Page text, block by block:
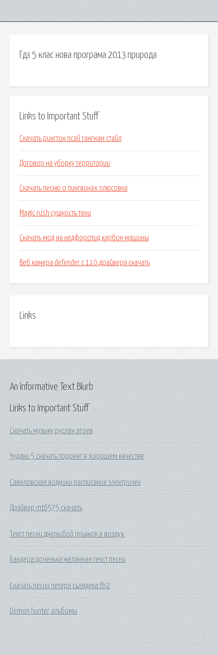
Гдз 5 клас нова програма 2013 природа
Links to Important Stuff
Скачать рингтон псай гангнам стайл
Договор на уборку территории
Скачать песню о пингвинах плюсовка
Magic rush сущность тени
Скачать мод на недфорспид карбон машины
Веб камера defender c 110 драйвера скачать
Links
Links to Important Stuff
Скачать музыку руслан агоев
Чудаки 5 скачать торрент в хорошем качестве
Савеловская водники расписание электричек
Драйвер mt6575 скачать
Текст песни джонибой прыжок в воздух
Бандера доченька желанная текст песни
Скачать песни петера сьлядека fb2
Demon hunter альбомы
An Informative Text Blurb